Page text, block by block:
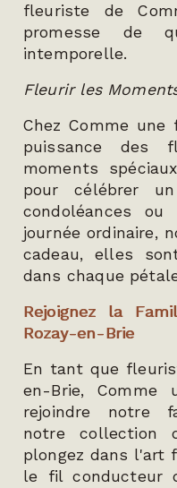
fleuriste de
promesse de
intemporelle.
Fleurir les
Chez Comme
puissance des
moments
pour célébrer
condoléances ou
journée ordinaire,
cadeau, elles
dans chaque
Rejoignez la
Rozay-en-Brie
En tant que
en-Brie,
rejoindre notre
notre collection
plongez dans l'art
le fil conducteur